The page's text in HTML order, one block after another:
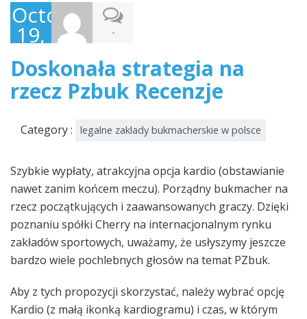
October
19,
2022
-
Doskonała strategia na
rzecz Pzbuk Recenzje
Category : legalne zaklady bukmacherskie w polsce
Szybkie wypłaty, atrakcyjna opcja kardio (obstawianie
nawet zanim końcem meczu). Porządny bukmacher na
rzecz początkujących i zaawansowanych graczy. Dzięki
poznaniu spółki Cherry na internacjonalnym rynku
zakładów sportowych, uważamy, że usłyszymy jeszcze
bardzo wiele pochlebnych głosów na temat PZbuk.
Aby z tych propozycji skorzystać, należy wybrać opcję
Kardio (z małą ikonką kardiogramu) i czas, w którym